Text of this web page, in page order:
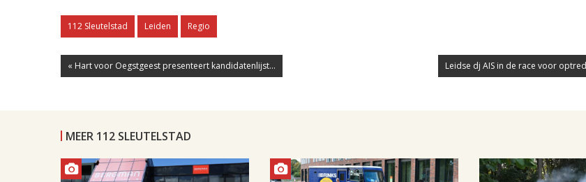
112 Sleutelstad Leiden Regio
« Hart voor Oegstgeest presenteert kandidatenlijst... Leidse dj AIS in de race voor
MEER 112 SLEUTELSTAD